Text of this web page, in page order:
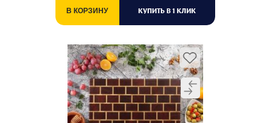
В КОРЗИНУ КУПИТЬ В 1 КЛИК